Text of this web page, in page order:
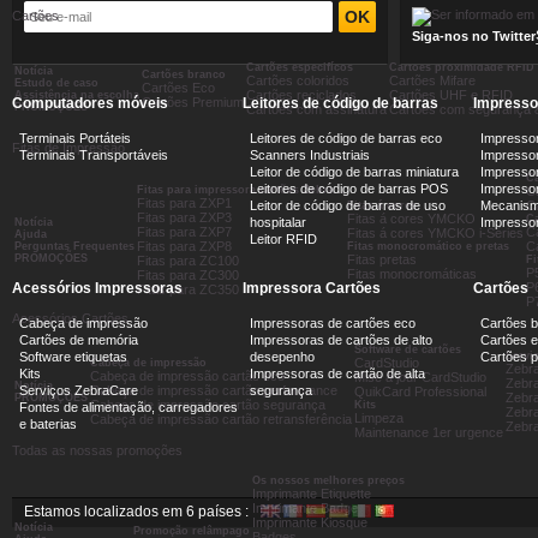
Cartões
Notícia
Estudo de caso
Assistência na escolha
PROMOÇÕES
Cartões branco
Cartões Eco
Cartões Premium
Cartões especifícos
Cartões coloridos
Cartões reciclados
Cartões com assinatura
Cartões proximidade RFID
Cartões Mifare
Cartões UHF e RFID
Cartões com segurança
Fitas de Impressão
Notícia
Ajuda
Perguntas Frequentes
PROMOÇÕES
Fitas para impressora cartões Zebra...
Fitas para ZXP1
Fitas para ZXP3
Fitas para ZXP7
Fitas para ZXP8
Fitas para ZC100
Fitas para ZC300
Fitas para ZC350
Fitas á cores
Fitas á cores YMCKO
Fitas á cores YMCKO i-Séries
Fitas monocromático e pretas
Fitas pretas
Fitas monocromáticas
Acessórios Cartões
Notícia
PROMOÇÕES
Cabeça de impressão
Cabeça de impressão cartão eco
Cabeça de impressão cartão performance
Cabeça de impressão cartão segurança
Cabeça de impressão cartão retransferência
Software de cartões
CardStudio
Mise à jour CardStudio
QuikCard Professional
Kits
Limpeza
Maintenance 1er urgence
Todas as nossas promoções
Notícia
Promoção relâmpago
Os nossos melhores preços
Imprimante Etiquette
Imprimante Badge
Imprimante Kiosque
Siga-nos no Twitter
Computadores móveis
Terminais Portáteis
Terminais Transportáveis
Leitores de código de barras
Leitores de código de barras eco
Scanners Industriais
Leitor de código de barras miniatura
Leitores de código de barras POS
Leitor de código de barras de uso
hospitalar
Leitor RFID
Acessórios Impressoras
Cabeça de impressão
Cartões de memória
Software etiquetas
Kits
Serviços ZebraCare
Fontes de alimentação, carregadores
e baterias
Impressora Cartões
Impressoras de cartões eco
Impressoras de cartões de alto
desepenho
Impressoras de cartão de alta
segurança
Cartões
Cartões
Cartões
Cartões
Estamos localizados em 6 países :